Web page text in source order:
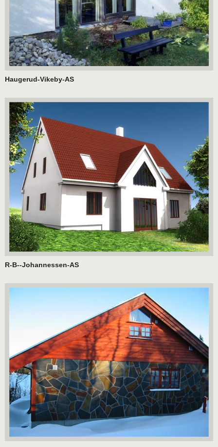
Haugerud-Vikeby-AS
R-B--Johannessen-AS